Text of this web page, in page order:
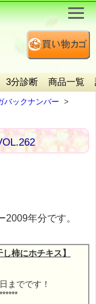
3分診断 商品一覧
バックナンバー
2009年分です。
柿にホチキス】
までです！